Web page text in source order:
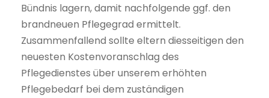
Bündnis lagern, damit nachfolgende ggf. den
brandneuen Pflegegrad ermittelt.
Zusammenfallend sollte eltern diesseitigen den
neuesten Kostenvoranschlag des
Pflegedienstes über unserem erhöhten
Pflegebedarf bei dem zuständigen